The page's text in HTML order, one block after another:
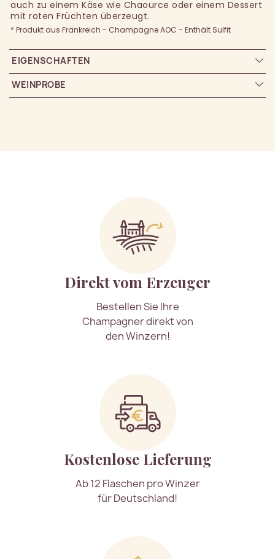
auch zu einem Käse wie Chaource oder einem Dessert
mit roten Früchten überzeugt.
* Produkt aus Frankreich - Champagne AOC - Enthält Sulfit
EIGENSCHAFTEN
WEINPROBE
Direkt vom Erzeuger
Bestellen Sie Ihre
Champagner direkt von
den Winzern!
Kostenlose Lieferung
Ab 12 Flaschen pro Winzer
für Deutschland!